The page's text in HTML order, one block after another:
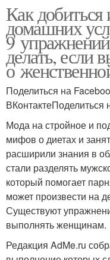
Как добиться
домашних
9
делать, если
о
Поделиться на
ВКонтактеПоделиться
Мода на стройное и
мифов о диетах и
расширили знания в
стали разделять
который помогает
может произвести на
Существуют
выполнять женщинам.
Редакция AdMe.ru